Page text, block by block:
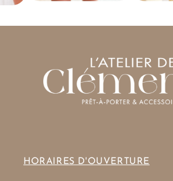
HORAIRES D'OUVERTURE